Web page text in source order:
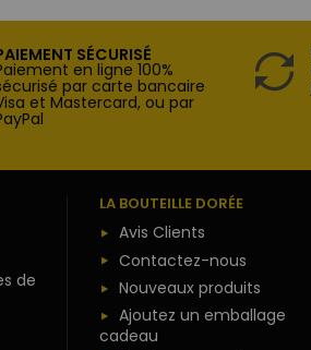
SÉCURISÉ
en ligne 100%
par carte bancaire
et Mastercard, ou par
de
LA BOUTEILLE DORÉE
Avis Clients
Contactez-nous
Nouveaux produits
Ajoutez un emballage
cadeau